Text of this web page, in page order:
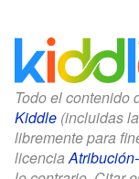
Todo el contenido
Kiddle (incluidas
libremente para
licencia